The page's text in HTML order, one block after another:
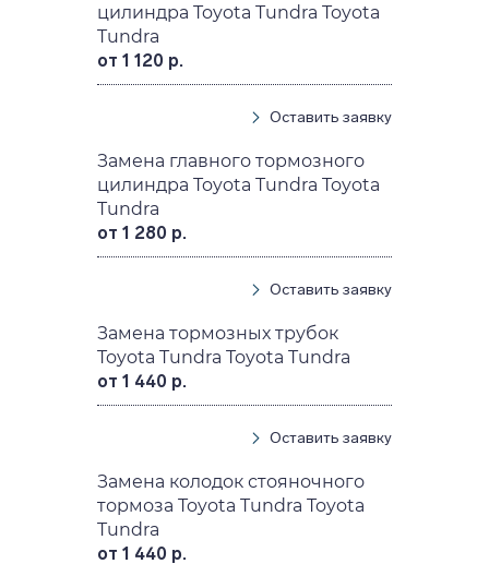
цилиндра Toyota Tundra Toyota
Tundra
от 1 120 р.
Оставить заявку
Замена главного тормозного
цилиндра Toyota Tundra Toyota
Tundra
от 1 280 р.
Оставить заявку
Замена тормозных трубок
Toyota Tundra Toyota Tundra
от 1 440 р.
Оставить заявку
Замена колодок стояночного
тормоза Toyota Tundra Toyota
Tundra
от 1 440 р.